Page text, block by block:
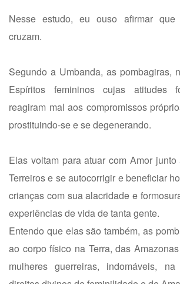
Nesse estudo, eu ouso afirmar
cruzam.
Segundo a Umbanda, as pombagiras,
Espíritos femininos cujas atitudes
reagiram mal aos compromissos
prostituindo-se e se degenerando.
Elas voltam para atuar com Amor
Terreiros e se autocorrigir e beneficiar
crianças com sua alacridade e
experiências de vida de tanta gente.
Entendo que elas são também, as
ao corpo físico na Terra, das
mulheres guerreiras, indomáveis,